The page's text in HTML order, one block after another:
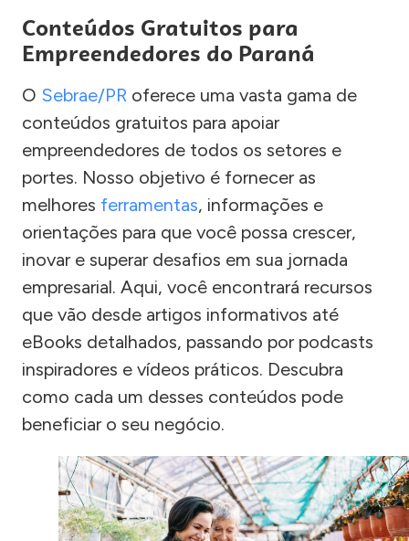
Conteúdos Gratuitos para
Empreendedores do Paraná
O Sebrae/PR oferece uma vasta gama de
conteúdos gratuitos para apoiar
empreendedores de todos os setores e
portes. Nosso objetivo é fornecer as
melhores ferramentas, informações e
orientações para que você possa crescer,
inovar e superar desafios em sua jornada
empresarial. Aqui, você encontrará recursos
que vão desde artigos informativos até
eBooks detalhados, passando por podcasts
inspiradores e vídeos práticos. Descubra
como cada um desses conteúdos pode
beneficiar o seu negócio.